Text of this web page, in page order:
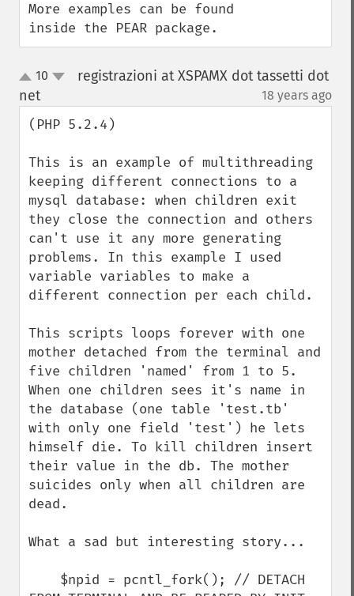
More examples can be found
inside the PEAR package.
up10
registrazioni at XSPAMX dot tassetti dot
net¶ 18 years ago
(PHP 5.2.4)
This is an example of multithreading
keeping different connections to a
mysql database: when children exit
they close the connection and others
can't use it any more generating
problems. In this example I used
variable variables to make a
different connection per each child.
This scripts loops forever with one
mother detached from the terminal and
five children 'named' from 1 to 5.
When one children sees it's name in
the database (one table 'test.tb'
with only one field 'test') he lets
himself die. To kill children insert
their value in the db. The mother
suicides only when all children are
dead.
What a sad but interesting story...